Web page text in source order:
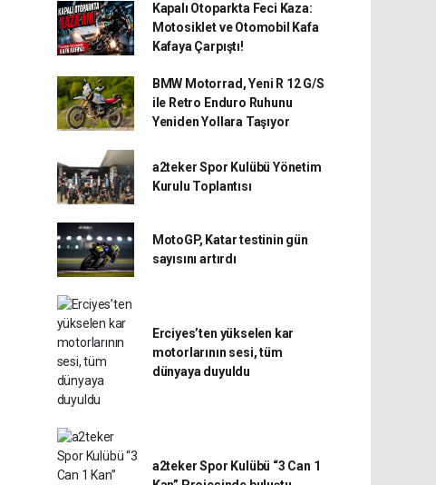
Kapalı Otoparkta Feci Kaza:
Motosiklet ve Otomobil Kafa
Kafaya Çarpıştı!
BMW Motorrad, Yeni R 12 G/S
ile Retro Enduro Ruhunu
Yeniden Yollara Taşıyor
a2teker Spor Kulübü Yönetim
Kurulu Toplantısı
MotoGP, Katar testinin gün
sayısını artırdı
Erciyes’ten yükselen kar
motorlarının sesi, tüm
dünyaya duyuldu
a2teker Spor Kulübü “3 Can 1